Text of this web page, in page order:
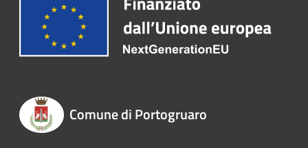
Comune di Portogruaro